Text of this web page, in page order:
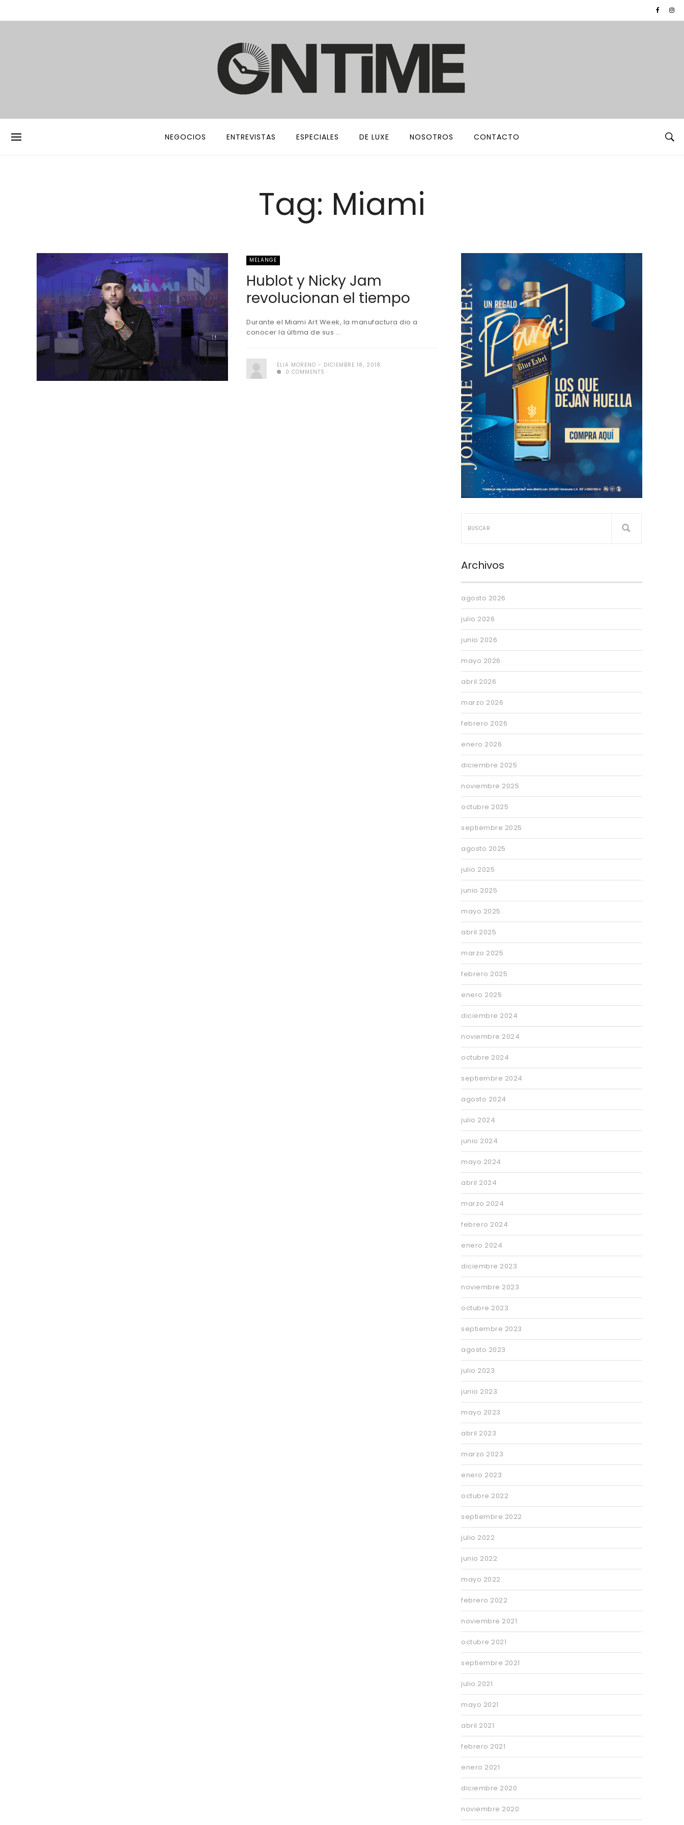
NEGOCIOS ENTREVISTAS ESPECIALES DE LUXE NOSOTROS CONTACTO
Tag: Miami
MELANGE
Hublot y Nicky Jam
revolucionan el tiempo
Durante el Miami Art Week, la manufactura dio a
conocer la última de sus ...
ELIA MORENO
DICIEMBRE 18, 2018
0 COMMENTS
Archivos
agosto 2026
julio 2026
junio 2026
mayo 2026
abril 2026
marzo 2026
febrero 2026
enero 2026
diciembre 2025
noviembre 2025
octubre 2025
septiembre 2025
agosto 2025
julio 2025
junio 2025
mayo 2025
abril 2025
marzo 2025
febrero 2025
enero 2025
diciembre 2024
noviembre 2024
octubre 2024
septiembre 2024
agosto 2024
julio 2024
junio 2024
mayo 2024
abril 2024
marzo 2024
febrero 2024
enero 2024
diciembre 2023
noviembre 2023
octubre 2023
septiembre 2023
agosto 2023
julio 2023
junio 2023
mayo 2023
abril 2023
marzo 2023
enero 2023
octubre 2022
septiembre 2022
julio 2022
junio 2022
mayo 2022
febrero 2022
noviembre 2021
octubre 2021
septiembre 2021
julio 2021
mayo 2021
abril 2021
febrero 2021
enero 2021
diciembre 2020
noviembre 2020